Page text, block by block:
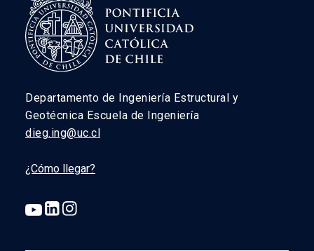
Departamento de Ingeniería Estructural y
Geotécnica Escuela de Ingeniería
dieg.ing@uc.cl
¿Cómo llegar?